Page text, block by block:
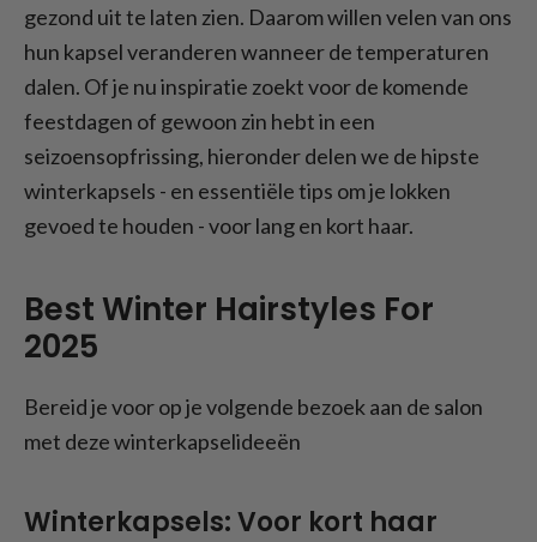
gezond uit te laten zien. Daarom willen velen van ons
hun kapsel veranderen wanneer de temperaturen
dalen. Of je nu inspiratie zoekt voor de komende
feestdagen of gewoon zin hebt in een
seizoensopfrissing, hieronder delen we de hipste
winterkapsels - en essentiële tips om je lokken
gevoed te houden - voor lang en kort haar.
Best Winter Hairstyles For
2025
Bereid je voor op je volgende bezoek aan de salon
met deze winterkapselideeën
Winterkapsels: Voor kort haar